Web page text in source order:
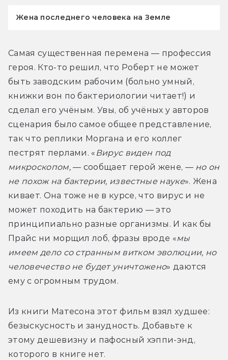
Жена последнего человека на Земле
Самая существенная перемена — профессия
героя. Кто-то решил, что Роберт не может
быть заводским рабочим (больно умный,
книжки вон по бактериологии читает!) и
сделал его учёным. Увы, об учёных у авторов
сценария было самое общее представление,
так что реплики Моргана и его коллег
пестрят перлами. « Вирус виден под
микроскопом, — сообщает герой жене, — но он
не похож на бактерии, известные науке». Жена
кивает. Она тоже не в курсе, что вирус и не
может походить на бактерию — это
принципиально разные организмы. И как бы
Прайс ни морщил лоб, фразы вроде «мы
имеем дело со странным витком эволюции, но
человечество не будет уничтожено» даются
ему с огромным трудом.
Из книги Матесона этот фильм взял худшее:
безыскусность и занудность. Добавьте к
этому дешевизну и пафосный хэппи-энд,
которого в книге нет.